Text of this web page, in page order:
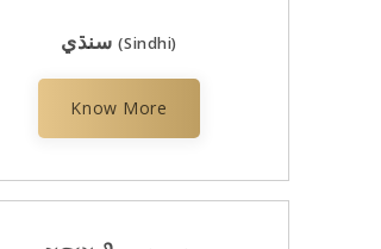
سنڌي (Sindhi)
Know More